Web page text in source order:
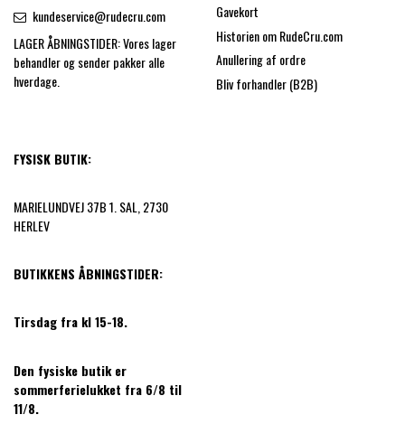
kundeservice@rudecru.com
LAGER ÅBNINGSTIDER: Vores lager
behandler og sender pakker alle
hverdage.
FYSISK BUTIK:
MARIELUNDVEJ 37B 1. SAL, 2730
HERLEV
BUTIKKENS ÅBNINGSTIDER:
Tirsdag fra kl 15-18.
Den fysiske butik er
sommerferielukket fra 6/8 til
11/8.
Gavekort
Historien om RudeCru.com
Anullering af ordre
Bliv forhandler (B2B)